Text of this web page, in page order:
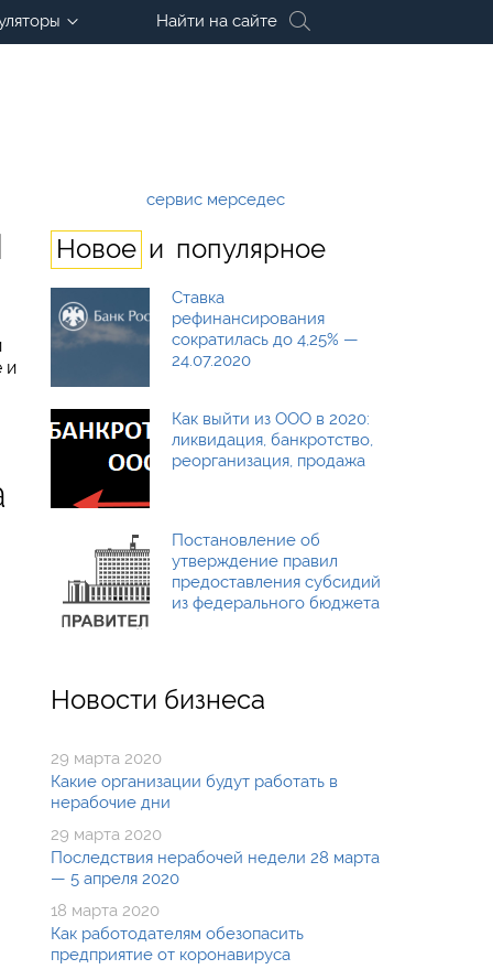
Найти на сайте
и
сервис мерседес
Новое и популярное
Ставка
рефинансирования
сократилась до 4,25% —
24.07.2020
Как выйти из ООО в 2020:
ликвидация, банкротство,
реорганизация, продажа
Постановление об
утверждение правил
предоставления субсидий
из федерального бюджета
Новости бизнеса
29 марта 2020
Какие организации будут работать в
нерабочие дни
29 марта 2020
Последствия нерабочей недели 28 марта
— 5 апреля 2020
18 марта 2020
Как работодателям обезопасить
предприятие от коронавируса